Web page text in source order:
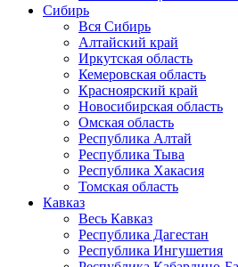
Сибирь
Вся Сибирь
Алтайский край
Иркутская область
Кемеровская область
Красноярский край
Новосибирская область
Омская область
Республика Алтай
Республика Тыва
Республика Хакасия
Томская область
Кавказ
Весь Кавказ
Республика Дагестан
Республика Ингушетия